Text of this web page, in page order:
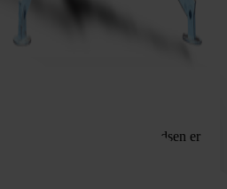
til løfteopgaver, hvor pladsen er